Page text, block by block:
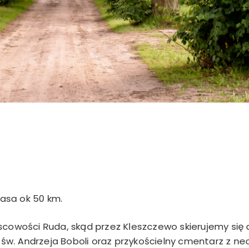
ok 50 km.
Ruda, skąd przez Kleszczewo skierujemy się
Andrzeja Boboli oraz przykościelny cmentarz z